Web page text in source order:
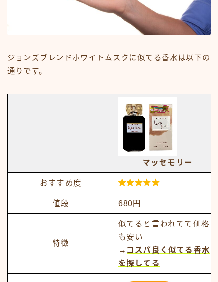
ジョンズブレンドホワイトムスクに似てる香水は以下の
通りです。
マッセモリー
おすすめ度 
値段 680円
特徴
似てると言われてて価格
も安い
→ コスパ良く似てる香水
を探してる